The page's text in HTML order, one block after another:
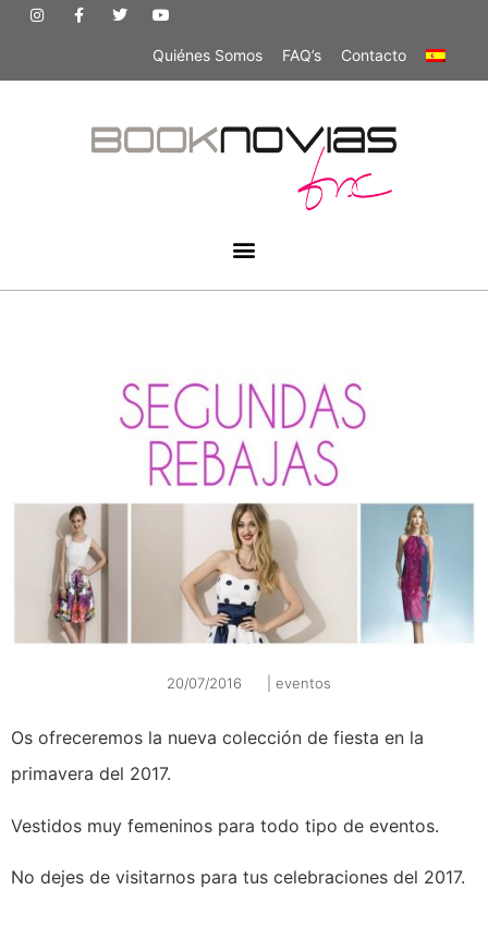
Quiénes Somos FAQ’s Contacto
20/07/2016 eventos
Os ofreceremos la nueva colección de fiesta en la
primavera del 2017.
Vestidos muy femeninos para todo tipo de eventos.
No dejes de visitarnos para tus celebraciones del 2017.